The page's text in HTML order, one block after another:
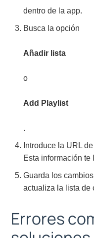
dentro de la app.
Busca la opción
Añadir lista
o
Add Playlist
.
Introduce la URL
Esta información te
Guarda los
actualiza la lista de
Errores